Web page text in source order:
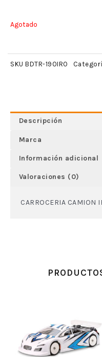
Agotado
SKU BDTR-190IRO
Descripción
Marca
Información adicional
Valoraciones (0)
CARROCERIA CAMION